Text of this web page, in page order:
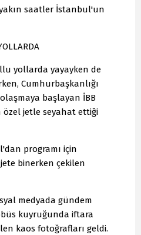
saatler İstanbul'un
yollarda yayayken de
Cumhurbaşkanlığı
başlayan İBB
özel jetle seyahat ettiği
programı için
binerken çekilen
medyada gündem
kuyruğunda iftara
kaos fotoğrafları geldi.